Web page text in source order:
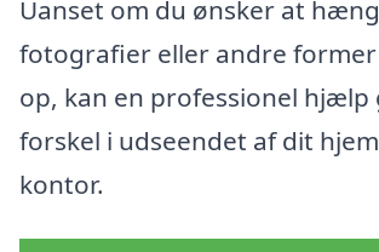
Uanset om du ønsker at
fotografier eller andre
op, kan en professionel hjælp
forskel i udseendet af dit
kontor.